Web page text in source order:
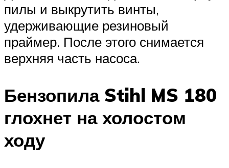
пилы и выкрутить винты,
удерживающие резиновый
праймер. После этого снимается
верхняя часть насоса.
Бензопила Stihl MS 180
глохнет на холостом
ходу